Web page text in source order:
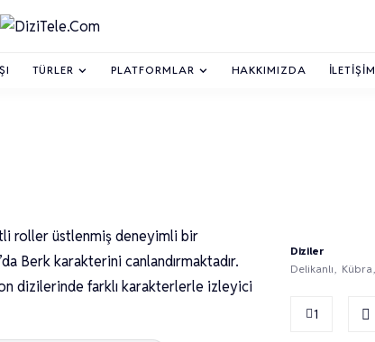
TÜRLER PLATFORMLAR HAKKIMIZDA İLETIŞIM
roller üstlenmiş deneyimli bir
Berk karakterini canlandırmaktadır.
dizilerinde farklı karakterlerle izleyici
Diziler
Delikanlı
Kübra
1